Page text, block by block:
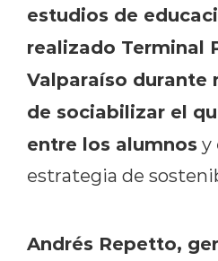
estudios de
realizado Terminal
Valparaíso durante
de sociabilizar el
entre los alumnosy
estrategia de
Andrés Repetto,